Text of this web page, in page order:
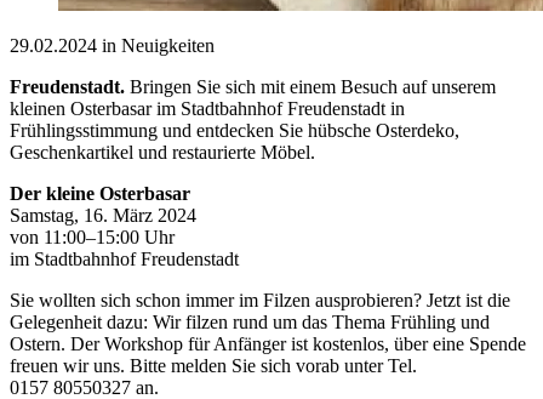
29.02.2024 in Neuigkeiten
Freudenstadt. Bringen Sie sich mit einem Besuch auf unserem
kleinen Osterbasar im Stadtbahnhof Freudenstadt in
Frühlingsstimmung und entdecken Sie hübsche Osterdeko,
Geschenkartikel und restaurierte Möbel.
Der kleine Osterbasar
Samstag, 16. März 2024
von 11:00–15:00 Uhr
im Stadtbahnhof Freudenstadt
Sie wollten sich schon immer im Filzen ausprobieren? Jetzt ist die
Gelegenheit dazu: Wir filzen rund um das Thema Frühling und
Ostern. Der Workshop für Anfänger ist kostenlos, über eine Spende
freuen wir uns. Bitte melden Sie sich vorab unter Tel.
0157 80550327 an.